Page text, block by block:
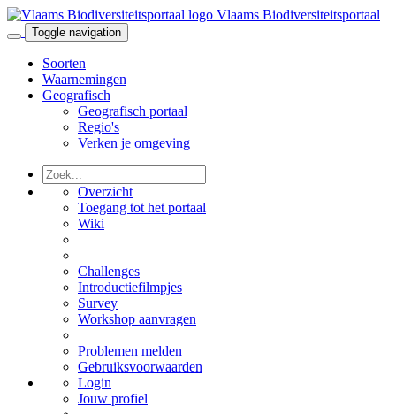
Vlaams Biodiversiteitsportaal
Toggle navigation
Soorten
Waarnemingen
Geografisch
Geografisch portaal
Regio's
Verken je omgeving
Overzicht
Toegang tot het portaal
Wiki
Challenges
Introductiefilmpjes
Survey
Workshop aanvragen
Problemen melden
Gebruiksvoorwaarden
Login
Jouw profiel